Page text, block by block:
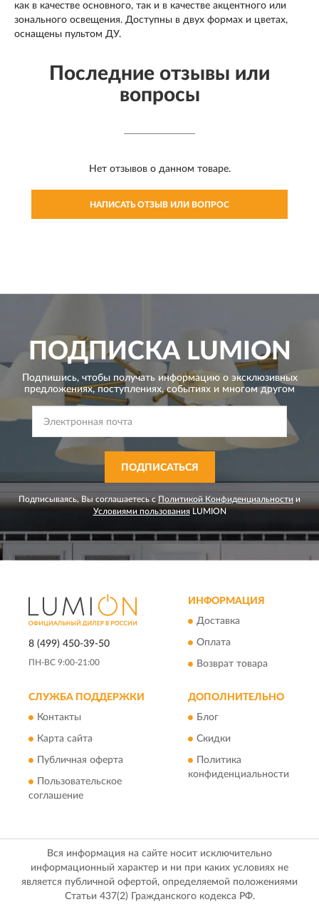
как в качестве основного, так и в качестве акцентного или
зонального освещения. Доступны в двух формах и цветах,
оснащены пультом ДУ.
Последние отзывы или
вопросы
Нет отзывов о данном товаре.
НАПИСАТЬ ОТЗЫВ ИЛИ ВОПРОС
ПОДПИСКАLUMION
Подпишись, чтобы получать информацию о эксклюзивных
предложениях,поступлениях, событиях и многом другом
ПОДПИСАТЬСЯ
Подписываясь, Вы соглашаетесь сПолитикой Конфиденциальности и
Условиями пользованияLUMION
8 (499) 450-39-50
ПН-ВС 9:00-21:00
ИНФОРМАЦИЯ
Доставка
Оплата
Возврат товара
СЛУЖБА ПОДДЕРЖКИ
Контакты
Карта сайта
Публичная оферта
Пользовательское
соглашение
ДОПОЛНИТЕЛЬНО
Блог
Скидки
Политика
конфиденциальности
Вся информация на сайте носит исключительно
информационный характер и ни при каких условиях не
является публичной офертой, определяемой положениями
Статьи 437(2) Гражданского кодекса РФ.